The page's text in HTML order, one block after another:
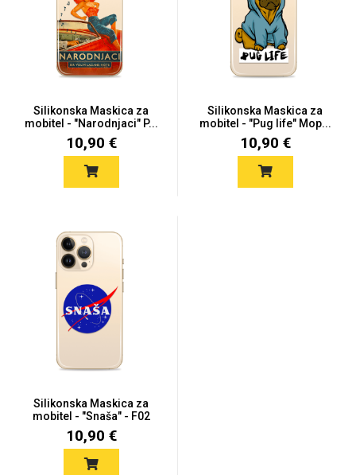
Silikonska Maskica za
mobitel - "Narodnjaci" P...
10,90 €
Silikonska Maskica za
mobitel - "Pug life" Mop...
10,90 €
Silikonska Maskica za
mobitel - "Snaša" - F02
10,90 €